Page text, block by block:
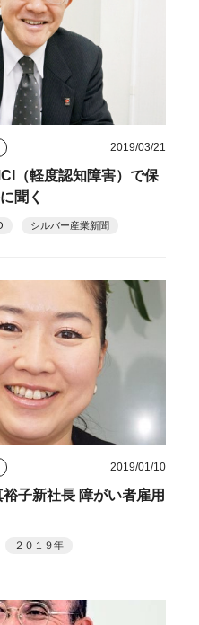
2019/03/21
（軽度認知障害）で保
聞く
シルバー産業新聞
2019/01/10
子新社長 障がい者雇用
２０１９年